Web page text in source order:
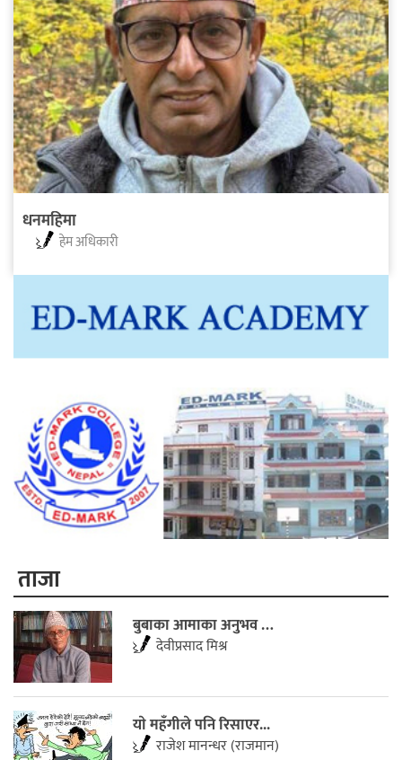
धनमहिमा
हेम अधिकारी
ताजा
बुबाका आमाका अनुभव …
देवीप्रसाद मिश्र
याे महँगीले पनि रिसाएर...
राजेश मानन्धर (राजमान)